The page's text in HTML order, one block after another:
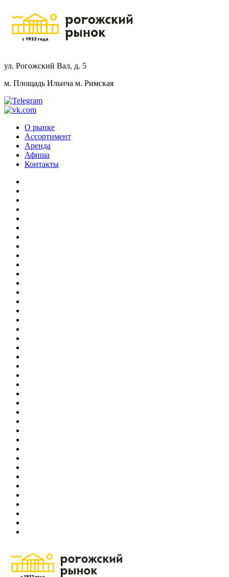
ул. Рогожский Вал, д. 5
м. Площадь Ильича м. Римская
О рынке
Ассортимент
Аренда
Афиша
Контакты